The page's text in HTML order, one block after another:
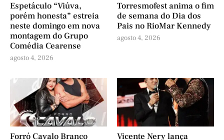
Espetáculo “Viúva,
porém honesta” estreia
neste domingo em nova
montagem do Grupo
Comédia Cearense
agosto 4, 2026
Torresmofest anima o fim
de semana do Dia dos
Pais no RioMar Kennedy
agosto 4, 2026
Forró Cavalo Branco
Vicente Nery lança